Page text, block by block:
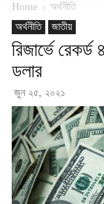
Home
অর্থনীতি
অর্থনীতি
জাতীয়
রিজার্ভে
ডলার
জুন ২৫, ২০২১